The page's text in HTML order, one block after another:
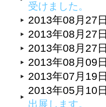
受けました。
2013年08月27日
2013年08月27日
2013年08月27日
2013年08月09日
2013年07月19日
2013年05月10日
出展します。